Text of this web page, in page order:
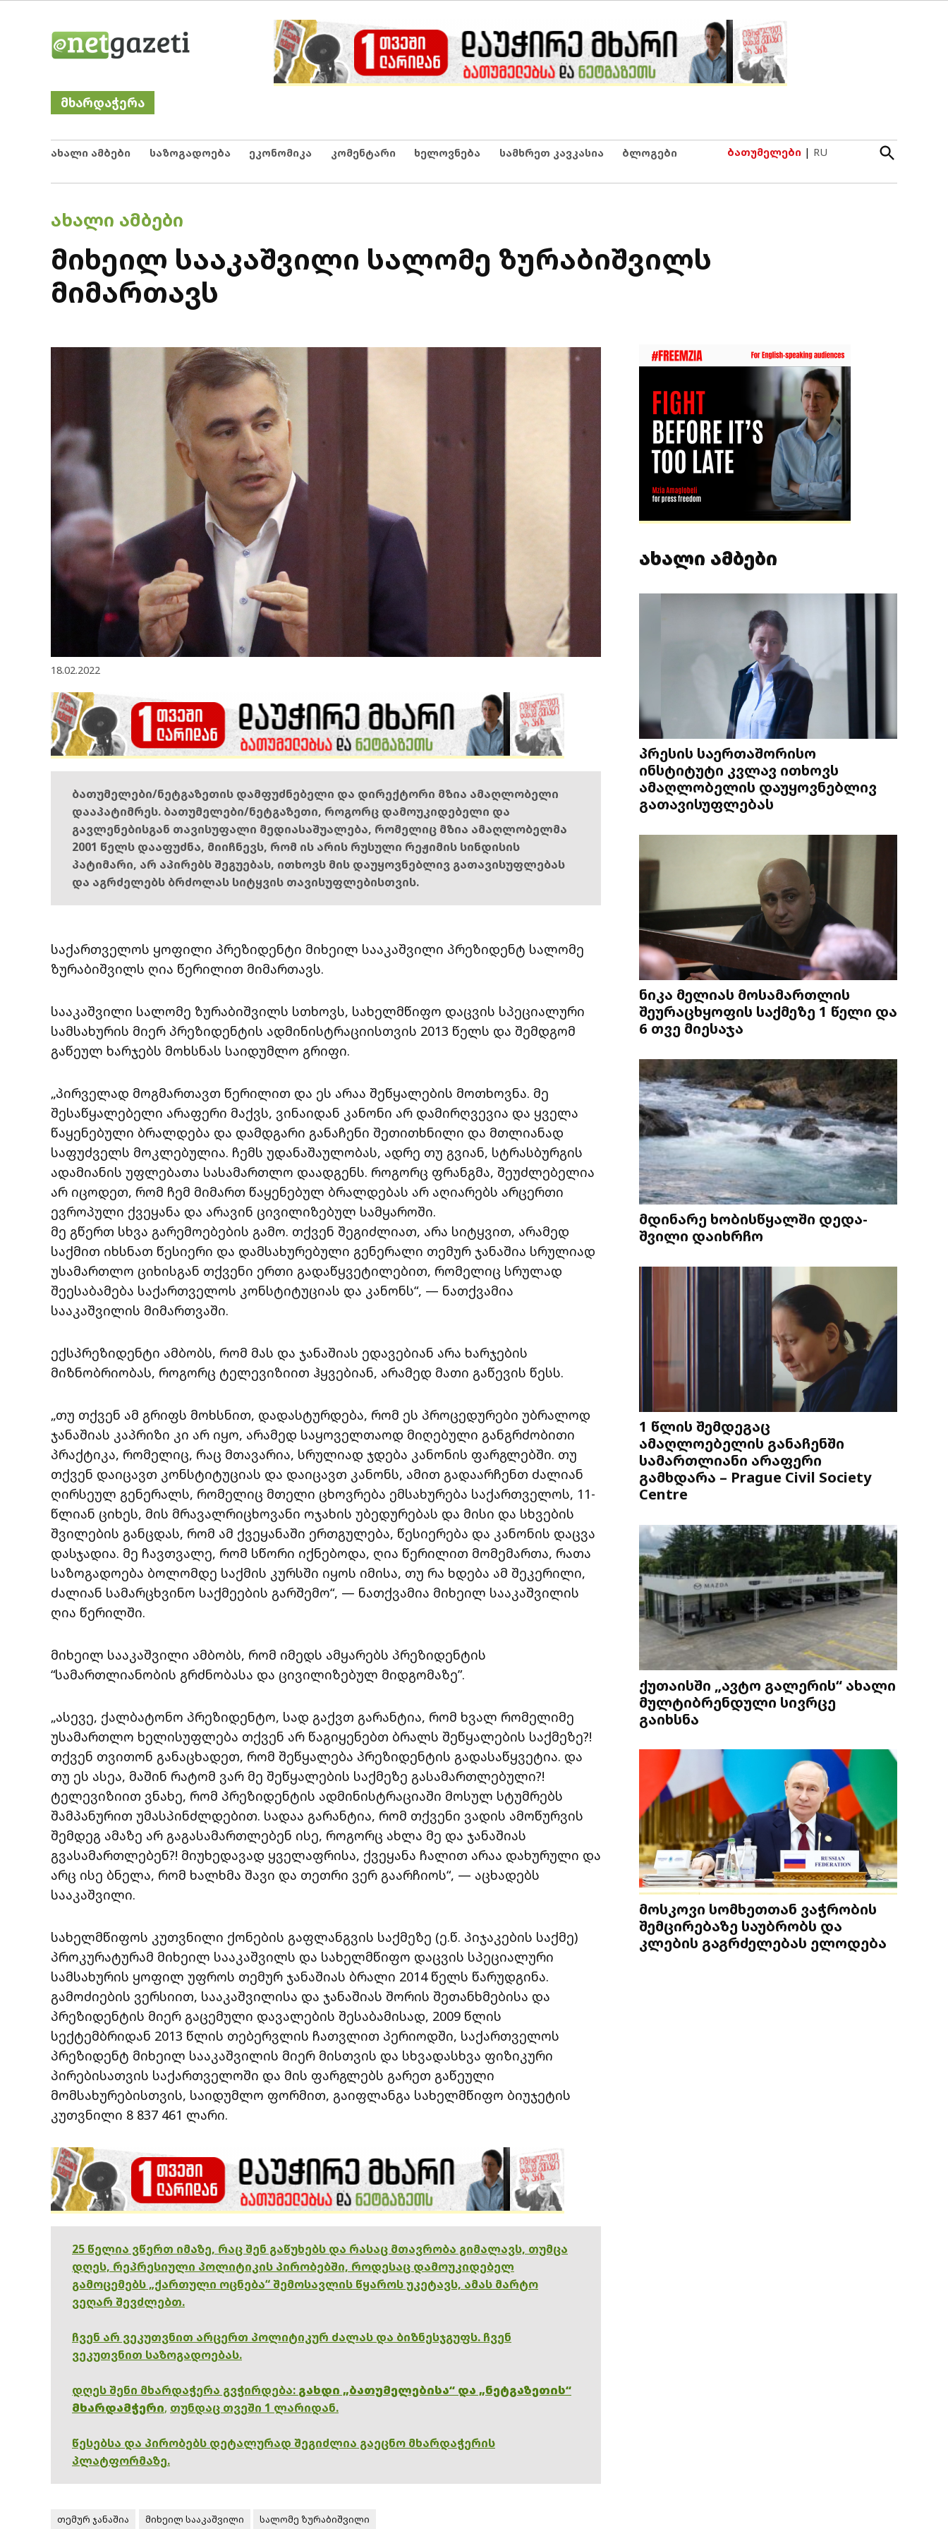
Netgazeti
მხარდაჭერა
ახალი ამბები საზოგადოება ეკონომიკა კომენტარი ხელოვნება სამხრეთ კავკასია ბლოგები ბათუმელები | RU
Open
Search
POSTED
ᲐᲮᲐᲚᲘ ᲐᲛᲑᲔᲑᲘ
მიხეილ სააკაშვილი სალომე ზურაბიშვილს
მიმართავს
18.02.2022
ბათუმელები/ნეტგაზეთის დამფუძნებელი და დირექტორი მზია ამაღლობელი
დააპატიმრეს. ბათუმელები/ნეტგაზეთი, როგორც დამოუკიდებელი და
გავლენებისგან თავისუფალი მედიასაშუალება, რომელიც მზია ამაღლობელმა
2001 წელს დააფუძნა, მიიჩნევს, რომ ის არის რუსული რეჟიმის სინდისის
პატიმარი, არ აპირებს შეგუებას, ითხოვს მის დაუყოვნებლივ გათავისუფლებას
და აგრძელებს ბრძოლას სიტყვის თავისუფლებისთვის.
საქართველოს ყოფილი პრეზიდენტი მიხეილ სააკაშვილი პრეზიდენტ სალომე
ზურაბიშვილს ღია წერილით მიმართავს.
სააკაშვილი სალომე ზურაბიშვილს სთხოვს, სახელმწიფო დაცვის სპეციალური
სამსახურის მიერ პრეზიდენტის ადმინისტრაციისთვის 2013 წელს და შემდგომ
გაწეულ ხარჯებს მოხსნას საიდუმლო გრიფი.
„პირველად მოგმართავთ წერილით და ეს არაა შეწყალების მოთხოვნა. მე
შესაწყალებელი არაფერი მაქვს, ვინაიდან კანონი არ დამირღვევია და ყველა
წაყენებული ბრალდება და დამდგარი განაჩენი შეთითხნილი და მთლიანად
საფუძველს მოკლებულია. ჩემს უდანაშაულობას, ადრე თუ გვიან, სტრასბურგის
ადამიანის უფლებათა სასამართლო დაადგენს. როგორც ფრანგმა, შეუძლებელია
არ იცოდეთ, რომ ჩემ მიმართ წაყენებულ ბრალდებას არ აღიარებს არცერთი
ევროპული ქვეყანა და არავინ ცივილიზებულ სამყაროში.
მე გწერთ სხვა გარემოებების გამო. თქვენ შეგიძლიათ, არა სიტყვით, არამედ
საქმით იხსნათ წესიერი და დამსახურებული გენერალი თემურ ჯანაშია სრულიად
უსამართლო ციხისგან თქვენი ერთი გადაწყვეტილებით, რომელიც სრულად
შეესაბამება საქართველოს კონსტიტუციას და კანონს“, — ნათქვამია
სააკაშვილის მიმართვაში.
ექსპრეზიდენტი ამბობს, რომ მას და ჯანაშიას ედავებიან არა ხარჯების
მიზნობრიობას, როგორც ტელევიზიით ჰყვებიან, არამედ მათი გაწევის წესს.
„თუ თქვენ ამ გრიფს მოხსნით, დადასტურდება, რომ ეს პროცედურები უბრალოდ
ჯანაშიას კაპრიზი კი არ იყო, არამედ საყოველთაოდ მიღებული განგრძობითი
პრაქტიკა, რომელიც, რაც მთავარია, სრულიად ჯდება კანონის ფარგლებში. თუ
თქვენ დაიცავთ კონსტიტუციას და დაიცავთ კანონს, ამით გადაარჩენთ ძალიან
ღირსეულ გენერალს, რომელიც მთელი ცხოვრება ემსახურება საქართველოს, 11-
წლიან ციხეს, მის მრავალრიცხოვანი ოჯახის უბედურებას და მისი და სხვების
შვილების განცდას, რომ ამ ქვეყანაში ერთგულება, წესიერება და კანონის დაცვა
დასჯადია. მე ჩავთვალე, რომ სწორი იქნებოდა, ღია წერილით მომემართა, რათა
საზოგადოება ბოლომდე საქმის კურსში იყოს იმისა, თუ რა ხდება ამ შეკერილი,
ძალიან სამარცხვინო საქმეების გარშემო“, — ნათქვამია მიხეილ სააკაშვილის
ღია წერილში.
მიხეილ სააკაშვილი ამბობს, რომ იმედს ამყარებს პრეზიდენტის
“სამართლიანობის გრძნობასა და ცივილიზებულ მიდგომაზე”.
„ასევე, ქალბატონო პრეზიდენტო, სად გაქვთ გარანტია, რომ ხვალ რომელიმე
უსამართლო ხელისუფლება თქვენ არ წაგიყენებთ ბრალს შეწყალების საქმეზე?!
თქვენ თვითონ განაცხადეთ, რომ შეწყალება პრეზიდენტის გადასაწყვეტია. და
თუ ეს ასეა, მაშინ რატომ ვარ მე შეწყალების საქმეზე გასამართლებული?!
ტელევიზიით ვნახე, რომ პრეზიდენტის ადმინისტრაციაში მოსულ სტუმრებს
შამპანურით უმასპინძლდებით. სადაა გარანტია, რომ თქვენი ვადის ამოწურვის
შემდეგ ამაზე არ გაგასამართლებენ ისე, როგორც ახლა მე და ჯანაშიას
გვასამართლებენ?! მიუხედავად ყველაფრისა, ქვეყანა ჩალით არაა დახურული და
არც ისე ბნელა, რომ ხალხმა შავი და თეთრი ვერ გაარჩიოს“, — აცხადებს
სააკაშვილი.
სახელმწიფოს კუთვნილი ქონების გაფლანგვის საქმეზე (ე.წ. პიჯაკების საქმე)
პროკურატურამ მიხეილ სააკაშვილს და სახელმწიფო დაცვის სპეციალური
სამსახურის ყოფილ უფროს თემურ ჯანაშიას ბრალი 2014 წელს წარუდგინა.
გამოძიების ვერსიით, სააკაშვილისა და ჯანაშიას შორის შეთანხმებისა და
პრეზიდენტის მიერ გაცემული დავალების შესაბამისად, 2009 წლის
სექტემბრიდან 2013 წლის თებერვლის ჩათვლით პერიოდში, საქართველოს
პრეზიდენტ მიხეილ სააკაშვილის მიერ მისთვის და სხვადასხვა ფიზიკური
პირებისათვის საქართველოში და მის ფარგლებს გარეთ გაწეული
მომსახურებისთვის, საიდუმლო ფორმით, გაიფლანგა სახელმწიფო ბიუჯეტის
კუთვნილი 8 837 461 ლარი.
25 წელია ვწერთ იმაზე, რაც შენ გაწუხებს და რასაც მთავრობა გიმალავს, თუმცა
დღეს, რეპრესიული პოლიტიკის პირობებში, როდესაც დამოუკიდებელ
გამოცემებს „ქართული ოცნება“ შემოსავლის წყაროს უკეტავს, ამას მარტო
ვეღარ შევძლებთ.
ჩვენ არ ვეკუთვნით არცერთ პოლიტიკურ ძალას და ბიზნესჯგუფს. ჩვენ
ვეკუთვნით საზოგადოებას.
დღეს შენი მხარდაჭერა გვჭირდება: გახდი „ბათუმელებისა“ და „ნეტგაზეთის“
მხარდამჭერი, თუნდაც თვეში 1 ლარიდან.
წესებსა და პირობებს დეტალურად შეგიძლია გაეცნო მხარდაჭერის
პლატფორმაზე.
თემურ ჯანაშია მიხეილ სააკაშვილი სალომე ზურაბიშვილი
ახალი ამბები
პრესის საერთაშორისო
ინსტიტუტი კვლავ ითხოვს
ამაღლობელის დაუყოვნებლივ
გათავისუფლებას
ნიკა მელიას მოსამართლის
შეურაცხყოფის საქმეზე 1 წელი და
6 თვე მიესაჯა
მდინარე ხობისწყალში დედა-
შვილი დაიხრჩო
1 წლის შემდეგაც
ამაღლოებელის განაჩენში
სამართლიანი არაფერი
გამხდარა – Prague Civil Society
Centre
ქუთაისში „ავტო გალერის“ ახალი
მულტიბრენდული სივრცე
გაიხსნა
მოსკოვი სომხეთთან ვაჭრობის
შემცირებაზე საუბრობს და
კლების გაგრძელებას ელოდება